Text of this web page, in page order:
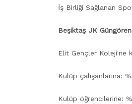
İş Birliği Sağlanan
Beşiktaş JK
Elit Gençler Koleji'ne
Kulüp çalışanlarına:
Kulüp öğrencilerine: